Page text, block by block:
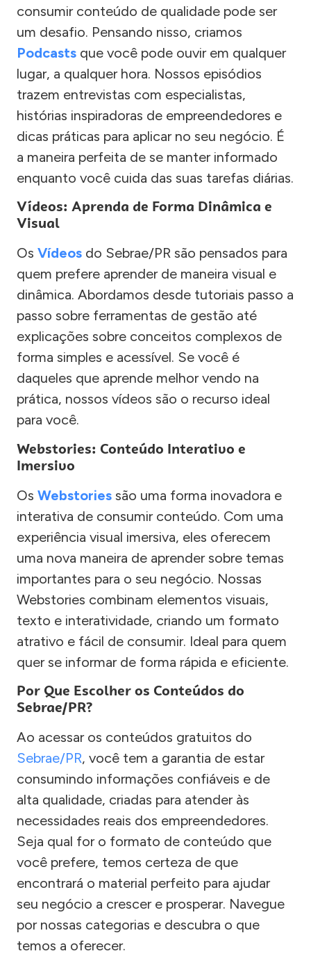
consumir conteúdo de qualidade pode ser
um desafio. Pensando nisso, criamos
Podcasts que você pode ouvir em qualquer
lugar, a qualquer hora. Nossos episódios
trazem entrevistas com especialistas,
histórias inspiradoras de empreendedores e
dicas práticas para aplicar no seu negócio. É
a maneira perfeita de se manter informado
enquanto você cuida das suas tarefas diárias.
Vídeos: Aprenda de Forma Dinâmica e
Visual
Os Vídeos do Sebrae/PR são pensados para
quem prefere aprender de maneira visual e
dinâmica. Abordamos desde tutoriais passo a
passo sobre ferramentas de gestão até
explicações sobre conceitos complexos de
forma simples e acessível. Se você é
daqueles que aprende melhor vendo na
prática, nossos vídeos são o recurso ideal
para você.
Webstories: Conteúdo Interativo e
Imersivo
Os Webstories são uma forma inovadora e
interativa de consumir conteúdo. Com uma
experiência visual imersiva, eles oferecem
uma nova maneira de aprender sobre temas
importantes para o seu negócio. Nossas
Webstories combinam elementos visuais,
texto e interatividade, criando um formato
atrativo e fácil de consumir. Ideal para quem
quer se informar de forma rápida e eficiente.
Por Que Escolher os Conteúdos do
Sebrae/PR?
Ao acessar os conteúdos gratuitos do
Sebrae/PR, você tem a garantia de estar
consumindo informações confiáveis e de
alta qualidade, criadas para atender às
necessidades reais dos empreendedores.
Seja qual for o formato de conteúdo que
você prefere, temos certeza de que
encontrará o material perfeito para ajudar
seu negócio a crescer e prosperar. Navegue
por nossas categorias e descubra o que
temos a oferecer.